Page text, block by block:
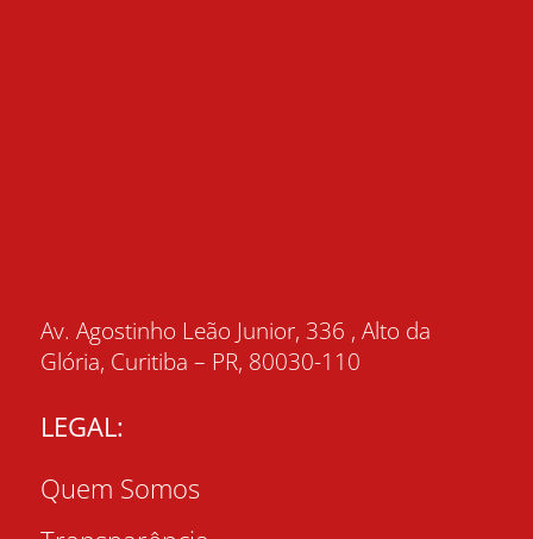
Av. Agostinho Leão Junior, 336 , Alto da
Glória, Curitiba – PR, 80030-110
LEGAL:
Quem Somos